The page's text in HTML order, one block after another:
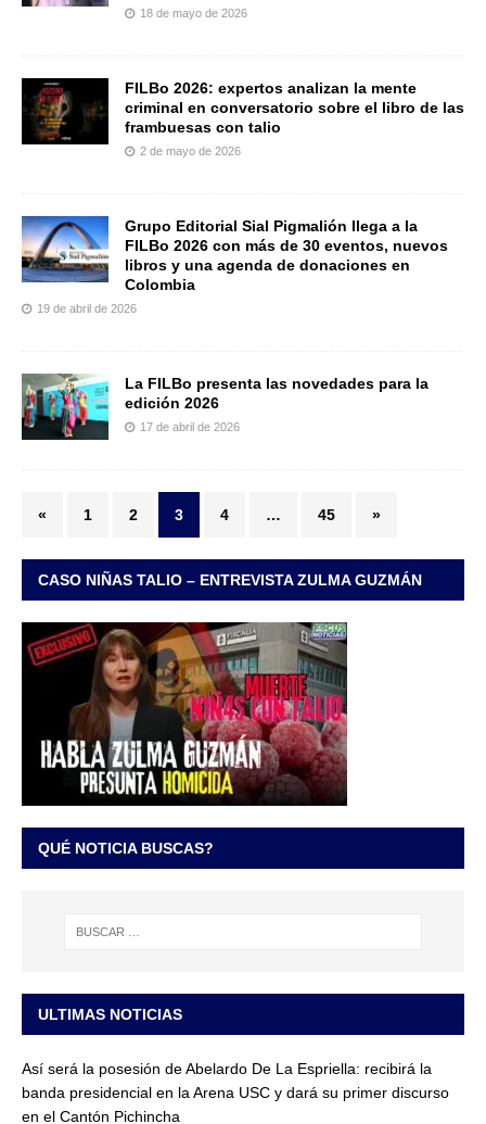
18 de mayo de 2026
FILBo 2026: expertos analizan la mente
criminal en conversatorio sobre el libro de las
frambuesas con talio
2 de mayo de 2026
Grupo Editorial Sial Pigmalión llega a la
FILBo 2026 con más de 30 eventos, nuevos
libros y una agenda de donaciones en
Colombia
19 de abril de 2026
La FILBo presenta las novedades para la
edición 2026
17 de abril de 2026
« 1 2 3 4 … 45 »
CASO NIÑAS TALIO – ENTREVISTA ZULMA GUZMÁN
QUÉ NOTICIA BUSCAS?
ULTIMAS NOTICIAS
Así será la posesión de Abelardo De La Espriella: recibirá la
banda presidencial en la Arena USC y dará su primer discurso
en el Cantón Pichincha